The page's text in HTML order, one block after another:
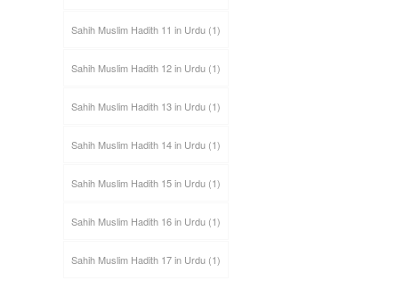
Sahih Muslim Hadith 11 in Urdu(1)
Sahih Muslim Hadith 12 in Urdu(1)
Sahih Muslim Hadith 13 in Urdu(1)
Sahih Muslim Hadith 14 in Urdu(1)
Sahih Muslim Hadith 15 in Urdu(1)
Sahih Muslim Hadith 16 in Urdu(1)
Sahih Muslim Hadith 17 in Urdu(1)